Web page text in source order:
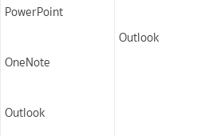
PowerPoint
OneNote
Outlook
Outlook